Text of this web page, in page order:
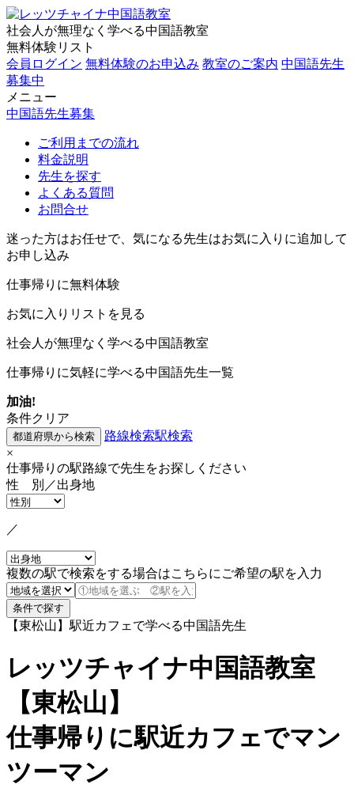
社会人が無理なく学べる中国語教室
無料体験リスト
会員ログイン 無料体験のお申込み 教室のご案内 中国語先生
募集中
メニュー
中国語先生募集
ご利用までの流れ
料金説明
先生を探す
よくある質問
お問合せ
迷った方はお任せで、気になる先生はお気に入りに追加して
お申し込み
仕事帰りに無料体験
お気に入りリストを見る
社会人が無理なく学べる中国語教室
仕事帰りに気軽に学べる中国語先生一覧
加油!
条件クリア
路線検索駅検索
×
仕事帰りの駅路線で先生をお探しください
性 別／出身地
／
複数の駅で検索をする場合はこちらにご希望の駅を入力
【東松山】駅近カフェで学べる中国語先生
レッツチャイナ中国語教室
【東松山】
仕事帰りに駅近カフェでマン
ツーマン